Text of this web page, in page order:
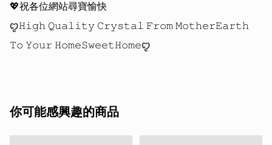
💖祝各位網站尋寶愉快
ꨄ𝙷𝚒𝚐𝚑 𝚀𝚞𝚊𝚕𝚒𝚝𝚢 𝙲𝚛𝚢𝚜𝚝𝚊𝚕 𝙵𝚛𝚘𝚖 𝙼𝚘𝚝𝚑𝚎𝚛𝙴𝚊𝚛𝚝𝚑
你可能感興趣的商品